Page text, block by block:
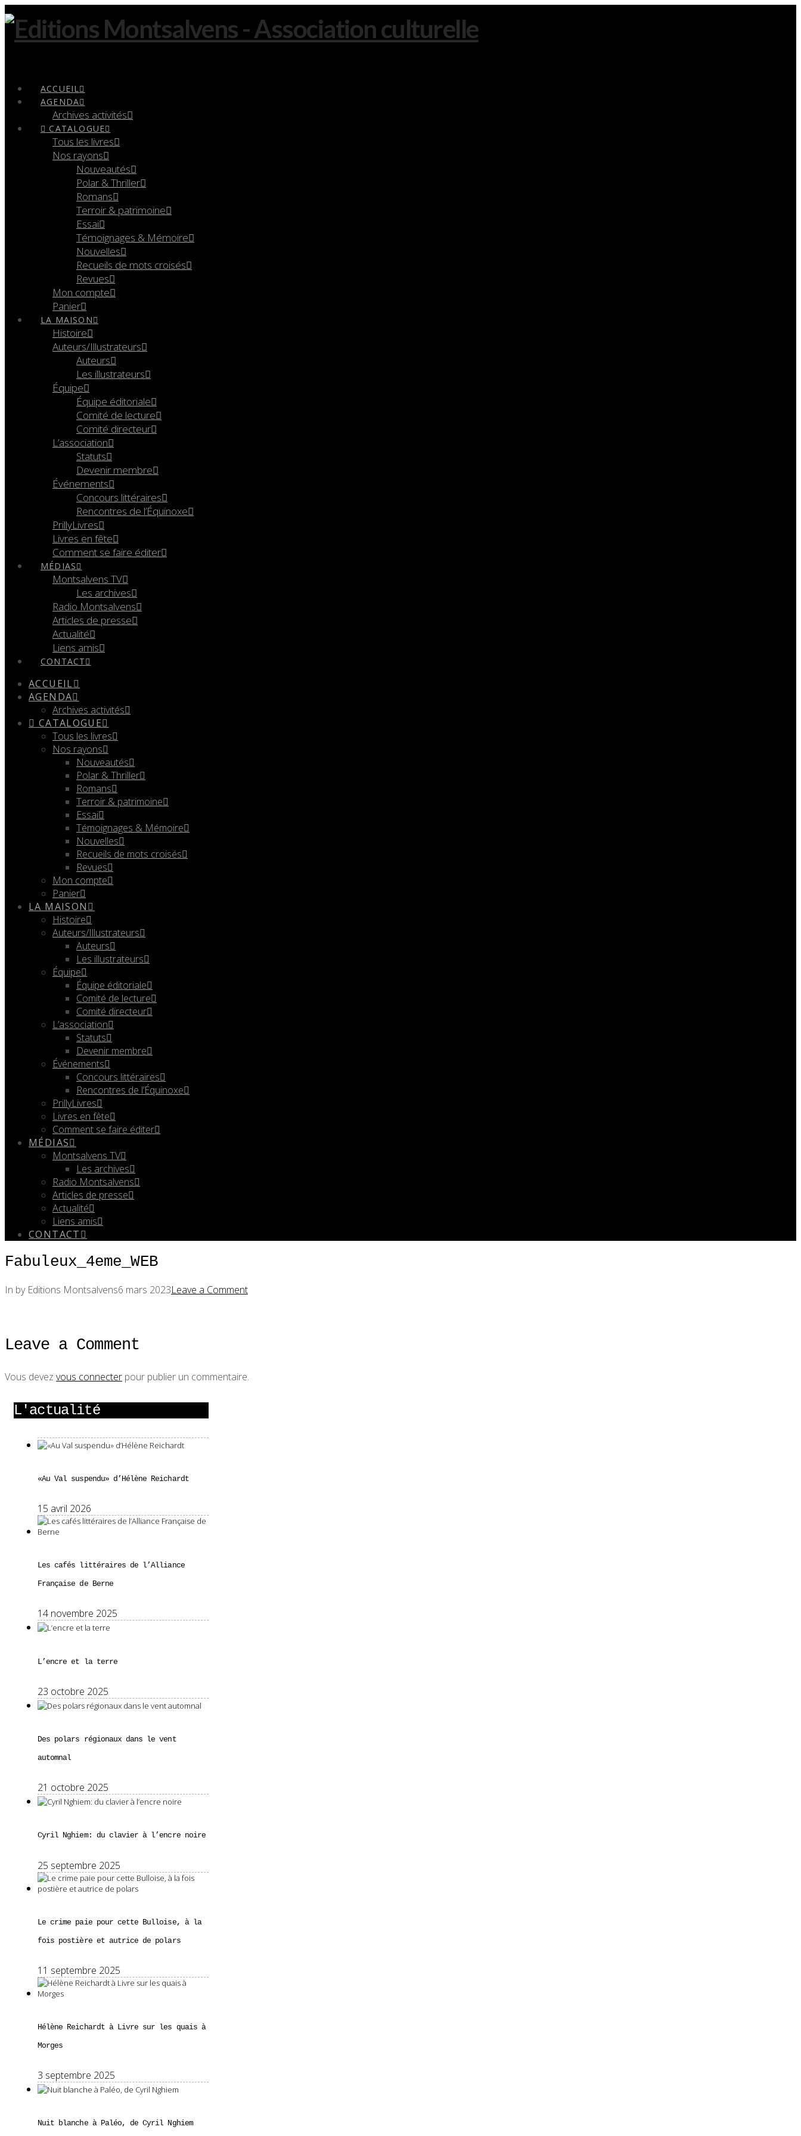
ACCUEIL
AGENDA
Archives activités
CATALOGUE
Tous les livres
Nos rayons
Nouveautés
Polar & Thriller
Romans
Terroir & patrimoine
Essai
Témoignages & Mémoire
Nouvelles
Recueils de mots croisés
Revues
Mon compte
Panier
LA MAISON
Histoire
Auteurs/Illustrateurs
Auteurs
Les illustrateurs
Équipe
Équipe éditoriale
Comité de lecture
Comité directeur
L’association
Statuts
Devenir membre
Événements
Concours littéraires
Rencontres de l’Équinoxe
PrillyLivres
Livres en fête
Comment se faire éditer
MÉDIAS
Montsalvens TV
Les archives
Radio Montsalvens
Articles de presse
Actualité
Liens amis
CONTACT
ACCUEIL
AGENDA
Archives activités
CATALOGUE
Tous les livres
Nos rayons
Nouveautés
Polar & Thriller
Romans
Terroir & patrimoine
Essai
Témoignages & Mémoire
Nouvelles
Recueils de mots croisés
Revues
Mon compte
Panier
LA MAISON
Histoire
Auteurs/Illustrateurs
Auteurs
Les illustrateurs
Équipe
Équipe éditoriale
Comité de lecture
Comité directeur
L’association
Statuts
Devenir membre
Événements
Concours littéraires
Rencontres de l’Équinoxe
PrillyLivres
Livres en fête
Comment se faire éditer
MÉDIAS
Montsalvens TV
Les archives
Radio Montsalvens
Articles de presse
Actualité
Liens amis
CONTACT
Fabuleux_4eme_WEB
In by Editions Montsalvens6 mars 2023Leave a Comment
Leave a Comment
Vous devez vous connecter pour publier un commentaire.
L'actualité
«Au Val suspendu» d’Hélène Reichardt
15 avril 2026
Les cafés littéraires de l’Alliance
Française de Berne
14 novembre 2025
L’encre et la terre
23 octobre 2025
Des polars régionaux dans le vent
automnal
21 octobre 2025
Cyril Nghiem: du clavier à l’encre noire
25 septembre 2025
Le crime paie pour cette Bulloise, à la
fois postière et autrice de polars
11 septembre 2025
Hélène Reichardt à Livre sur les quais à
Morges
3 septembre 2025
Nuit blanche à Paléo, de Cyril Nghiem